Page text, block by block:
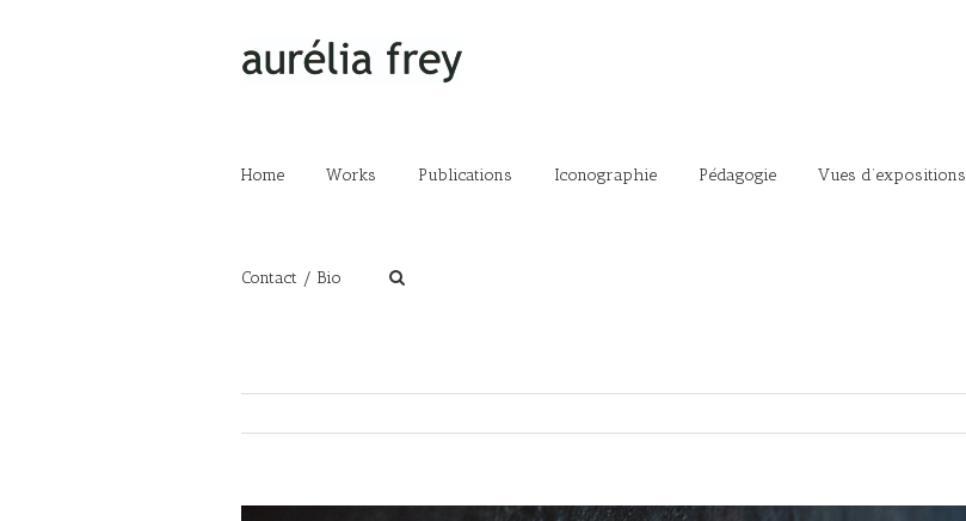
Home Works Publications Iconographie Pédagogie Vues d’expositions
Contact / Bio